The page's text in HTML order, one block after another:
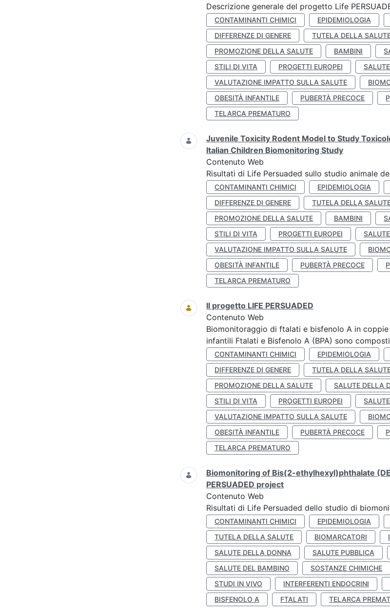
Descrizione generale del progetto Life
CONTAMINANTI CHIMICI EPIDEMIOLOGIA
DIFFERENZE DI GENERE
TUTELA DELLA
PROMOZIONE DELLA SALUTE
BAMBINI
STILI DI VITA
PROGETTI EUROPEI
VALUTAZIONE IMPATTO SULLA SALUTE
OBESITÀ INFANTILE
PUBERTÀ PRECOCE
TELARCA PREMATURO
Juvenile Toxicity Rodent Model to Study
Italian Children Biomonitoring Study
Contenuto Web
Risultati di Life Persuaded sullo studio animale
CONTAMINANTI CHIMICI EPIDEMIOLOGIA
DIFFERENZE DI GENERE
TUTELA DELLA
PROMOZIONE DELLA SALUTE
BAMBINI
STILI DI VITA
PROGETTI EUROPEI
VALUTAZIONE IMPATTO SULLA SALUTE
OBESITÀ INFANTILE
PUBERTÀ PRECOCE
TELARCA PREMATURO
Il progetto LIFE PERSUADED
Contenuto Web
Biomonitoraggio di ftalati e bisfenolo A in
infantili Ftalati e Bisfenolo A (BPA) sono
CONTAMINANTI CHIMICI EPIDEMIOLOGIA
DIFFERENZE DI GENERE
TUTELA DELLA
PROMOZIONE DELLA SALUTE
SALUTE DELLA
STILI DI VITA
PROGETTI EUROPEI
VALUTAZIONE IMPATTO SULLA SALUTE
OBESITÀ INFANTILE
PUBERTÀ PRECOCE
TELARCA PREMATURO
Biomonitoring of Bis(2-ethylhexyl)phthalate
PERSUADED project
Contenuto Web
Risultati di Life Persuaded dello studio di
CONTAMINANTI CHIMICI EPIDEMIOLOGIA
TUTELA DELLA SALUTE
BIOMARCATORI
SALUTE DELLA DONNA
SALUTE PUBBLICA
SALUTE DEL BAMBINO
SOSTANZE CHIMICHE
STUDI IN VIVO
INTERFERENTI ENDOCRINI
BISFENOLO A
FTALATI TELARCA